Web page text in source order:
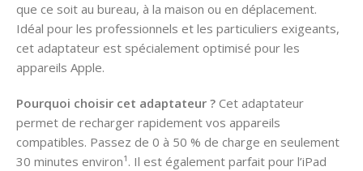
que ce soit au bureau, à la maison ou en déplacement.
Idéal pour les professionnels et les particuliers exigeants,
cet adaptateur est spécialement optimisé pour les
appareils Apple.
Pourquoi choisir cet adaptateur ? Cet adaptateur
permet de recharger rapidement vos appareils
compatibles. Passez de 0 à 50 % de charge en seulement
30 minutes environ¹. Il est également parfait pour l’iPad